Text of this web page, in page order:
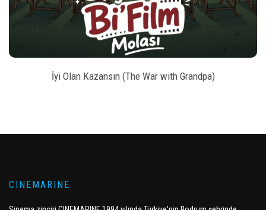
İyi Olan Kazansın (The War with Grandpa)
CINEMARINE